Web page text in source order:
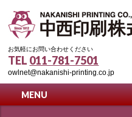
お気軽にお問い合わせください
TEL 011-781-7501
owlnet@nakanishi-printing.co.jp
MENU